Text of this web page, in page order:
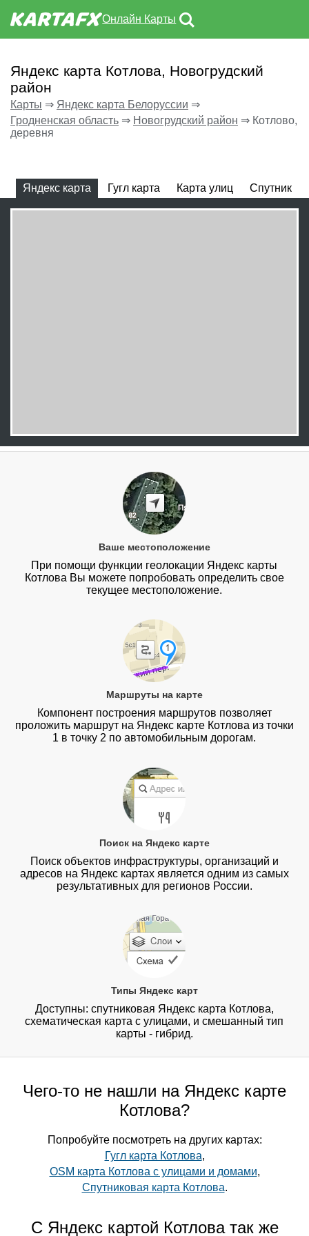
Онлайн Карты
Яндекс карта Котлова, Новогрудский
район
Карты ⇒ Яндекс карта Белоруссии ⇒
Гродненская область ⇒ Новогрудский район ⇒ Котлово,
деревня
Яндекс карта Гугл карта Карта улиц Спутник
Ваше местоположение
При помощи функции геолокации Яндекс карты
Котлова Вы можете попробовать определить свое
текущее местоположение.
Маршруты на карте
Компонент построения маршрутов позволяет
проложить маршрут на Яндекс карте Котлова из точки
1 в точку 2 по автомобильным дорогам.
Поиск на Яндекс карте
Поиск объектов инфраструктуры, организаций и
адресов на Яндекс картах является одним из самых
результативных для регионов России.
Типы Яндекс карт
Доступны: спутниковая Яндекс карта Котлова,
схематическая карта с улицами, и смешанный тип
карты - гибрид.
Чего-то не нашли на Яндекс карте
Котлова?
Попробуйте посмотреть на других картах:
Гугл карта Котлова,
OSM карта Котлова с улицами и домами,
Спутниковая карта Котлова.
С Яндекс картой Котлова так же